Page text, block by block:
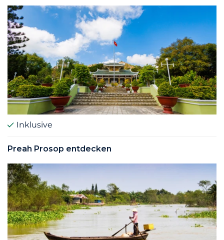
Inklusive
Preah Prosop entdecken